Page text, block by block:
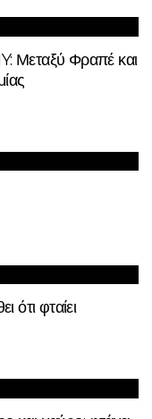
Μεταξύ Φραπέ και
ότι φταίει